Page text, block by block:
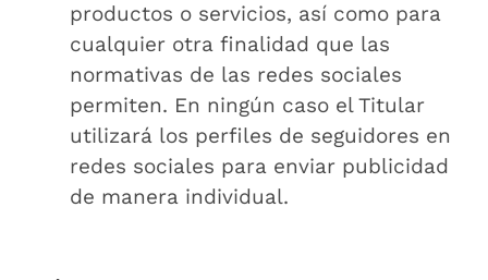
productos o servicios, así como para
cualquier otra finalidad que las
normativas de las redes sociales
permiten. En ningún caso el Titular
utilizará los perfiles de seguidores en
redes sociales para enviar publicidad
de manera individual.